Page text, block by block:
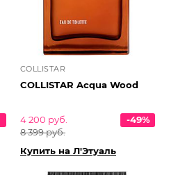
COLLISTAR
COLLISTAR Acqua Wood
4 200 руб.
8 399 руб.
-49%
Купить на Л'Этуаль